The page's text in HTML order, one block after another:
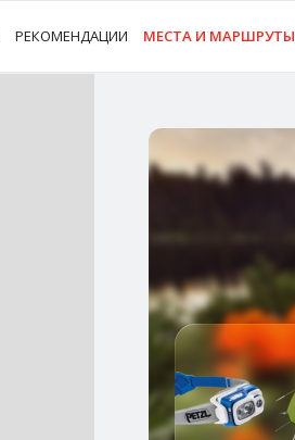
РЕКОМЕНДАЦИИ МЕСТА И МАРШРУТЫ